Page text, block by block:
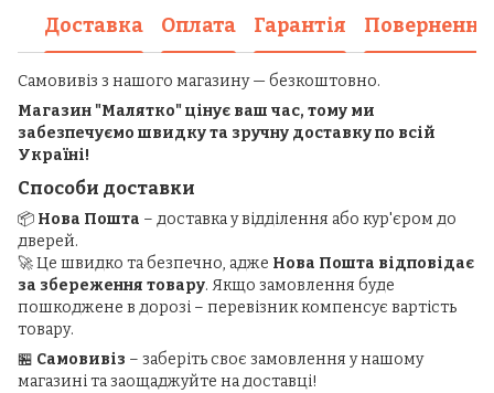
Доставка Оплата Гарантія Повернення
Самовивіз з нашого магазину — безкоштовно.
Магазин "Малятко" цінує ваш час, тому ми
забезпечуємо швидку та зручну доставку по всій
Україні!
Способи доставки
📦 Нова Пошта – доставка у відділення або кур'єром до
дверей.
🚀 Це швидко та безпечно, адже Нова Пошта відповідає
за збереження товару. Якщо замовлення буде
пошкоджене в дорозі – перевізник компенсує вартість
товару.
🏪 Самовивіз – заберіть своє замовлення у нашому
магазині та заощаджуйте на доставці!